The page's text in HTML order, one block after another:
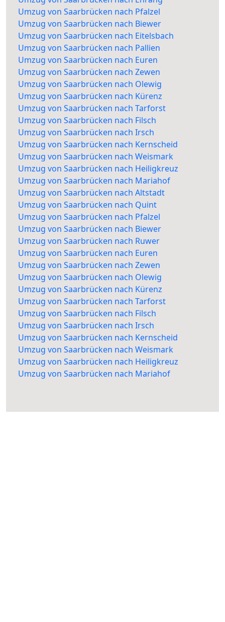
Umzug von Saarbrücken nach Pfalzel
Umzug von Saarbrücken nach Biewer
Umzug von Saarbrücken nach Eitelsbach
Umzug von Saarbrücken nach Pallien
Umzug von Saarbrücken nach Euren
Umzug von Saarbrücken nach Zewen
Umzug von Saarbrücken nach Olewig
Umzug von Saarbrücken nach Kürenz
Umzug von Saarbrücken nach Tarforst
Umzug von Saarbrücken nach Filsch
Umzug von Saarbrücken nach Irsch
Umzug von Saarbrücken nach Kernscheid
Umzug von Saarbrücken nach Weismark
Umzug von Saarbrücken nach Heiligkreuz
Umzug von Saarbrücken nach Mariahof
Umzug von Saarbrücken nach Altstadt
Umzug von Saarbrücken nach Quint
Umzug von Saarbrücken nach Pfalzel
Umzug von Saarbrücken nach Biewer
Umzug von Saarbrücken nach Ruwer
Umzug von Saarbrücken nach Euren
Umzug von Saarbrücken nach Zewen
Umzug von Saarbrücken nach Olewig
Umzug von Saarbrücken nach Kürenz
Umzug von Saarbrücken nach Tarforst
Umzug von Saarbrücken nach Filsch
Umzug von Saarbrücken nach Irsch
Umzug von Saarbrücken nach Kernscheid
Umzug von Saarbrücken nach Weismark
Umzug von Saarbrücken nach Heiligkreuz
Umzug von Saarbrücken nach Mariahof